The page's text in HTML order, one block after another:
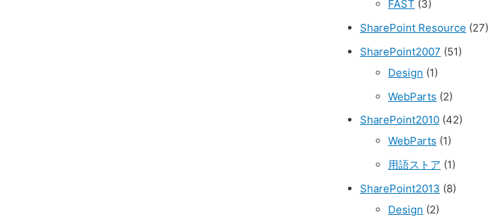
FAST (3)
SharePoint Resource (27)
SharePoint2007 (51)
Design (1)
WebParts (2)
SharePoint2010 (42)
WebParts (1)
用語ストア (1)
SharePoint2013 (8)
Design (2)